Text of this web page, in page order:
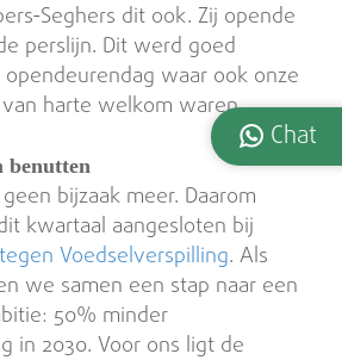
Seghers dit ook. Zij opende
perslijn. Dit werd goed
waar ook onze
harte welkom waren.
benutten
bijzaak meer. Daarom
kwartaal aangesloten bij
Voedselverspilling. Als
we samen een stap naar een
50% minder
in 2030. Voor ons ligt de
Chat